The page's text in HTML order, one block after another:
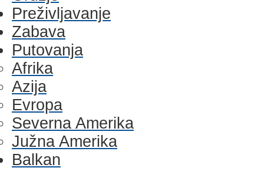
Preživljavanje
Zabava
Putovanja
Afrika
Azija
Evropa
Severna Amerika
Južna Amerika
Balkan